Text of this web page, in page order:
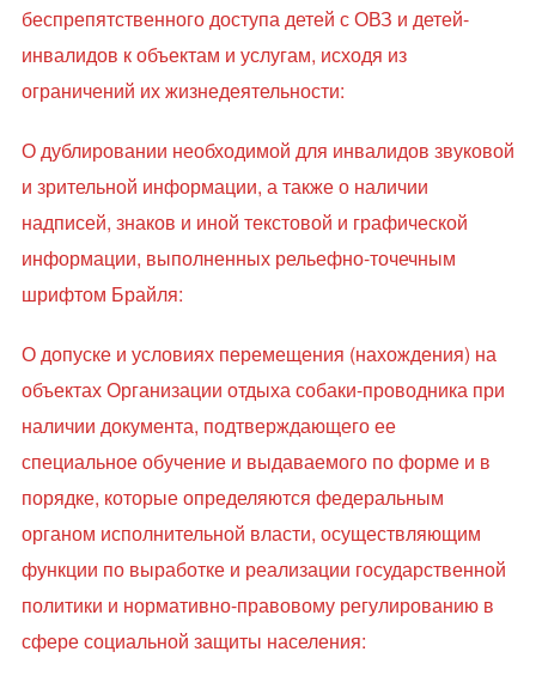
беспрепятственного доступа детей с ОВЗ и детей-
инвалидов к объектам и услугам, исходя из
ограничений их жизнедеятельности:
О дублировании необходимой для инвалидов звуковой
и зрительной информации, а также о наличии
надписей, знаков и иной текстовой и графической
информации, выполненных рельефно-точечным
шрифтом Брайля:
О допуске и условиях перемещения (нахождения) на
объектах Организации отдыха собаки-проводника при
наличии документа, подтверждающего ее
специальное обучение и выдаваемого по форме и в
порядке, которые определяются федеральным
органом исполнительной власти, осуществляющим
функции по выработке и реализации государственной
политики и нормативно-правовому регулированию в
сфере социальной защиты населения: